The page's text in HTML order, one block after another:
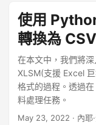
使用
轉換為
在本文中，我們將
XLSM(支援 Excel
格式的過程。透過
料處理任務。
May 23, 2022 · 內耶